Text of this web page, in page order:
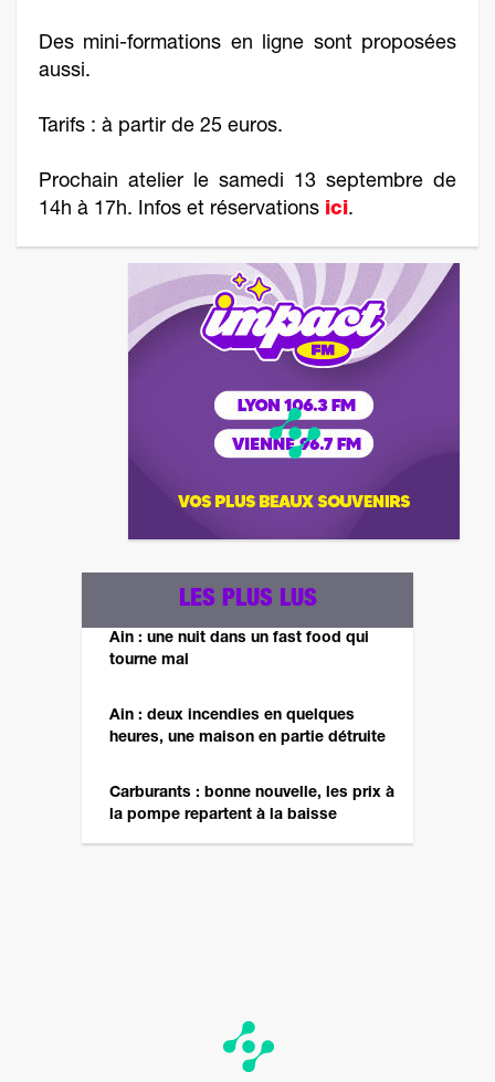
Des mini-formations en ligne sont proposées
aussi.
Tarifs : à partir de 25 euros.
Prochain atelier le samedi 13 septembre de
14h à 17h. Infos et réservations ici.
LES PLUS LUS
Ain : une nuit dans un fast food qui
tourne mal
Ain : deux incendies en quelques
heures, une maison en partie détruite
Carburants : bonne nouvelle, les prix à
la pompe repartent à la baisse